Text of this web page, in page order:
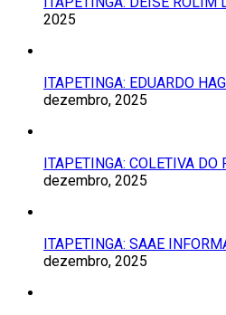
2025
ITAPETINGA: EDUARDO
dezembro, 2025
ITAPETINGA: COLETIVA DO
dezembro, 2025
ITAPETINGA: SAAE
dezembro, 2025